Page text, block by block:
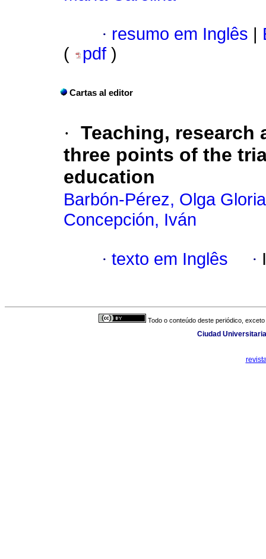
· resumo em Inglês
(
pdf )
Cartas al editor
· Teaching,
three points of the
education
Barbón-Pérez, Olga Gloria
Concepción, Iván
· texto em Inglês ·
Todo o conteúdo deste periódico,
Ciudad